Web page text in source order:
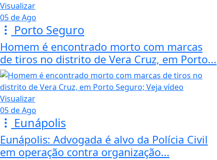
Visualizar
05 de Ago
Porto Seguro
Homem é encontrado morto com marcas
de tiros no distrito de Vera Cruz, em Porto...
Visualizar
05 de Ago
Eunápolis
Eunápolis: Advogada é alvo da Polícia Civil
em operação contra organização...